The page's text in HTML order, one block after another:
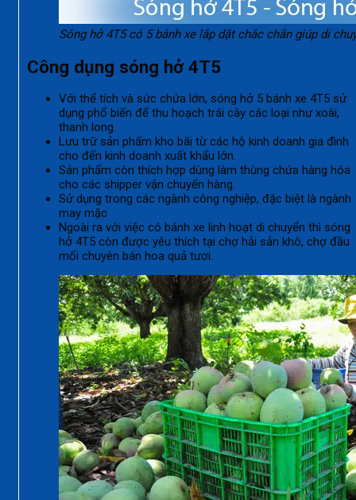
Sóng hở 4T5 có 5 bánh xe lắp dặt chắc chắn giúp di
Công dụng sóng hở 4T5
Với thể tích và sức chứa lớn, sóng hở 5 bánh xe 4T5 sử
dụng phổ biến để thu hoạch trái cây các loại như xoài,
thanh long.
Lưu trữ sản phẩm kho bãi từ các hộ kinh doanh gia đình
cho đến kinh doanh xuất khẩu lớn.
Sản phẩm còn thích hợp dùng làm thùng chứa hàng hóa
cho các shipper vận chuyển hàng.
Sử dụng trong các ngành công nghiệp, đặc biệt là ngành
may mặc
Ngoài ra với việc có bánh xe linh hoạt di chuyển thì sóng
hở 4T5 còn được yêu thích tại chợ hải sản khô, chợ đầu
mối chuyên bán hoa quả tươi.